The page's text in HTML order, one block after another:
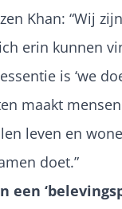
Khan: “Wij
erin kunnen
is ‘we
maakt
leven en
doet.”